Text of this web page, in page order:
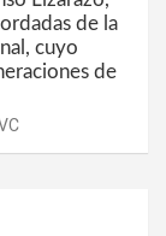
de la
cuyo
de